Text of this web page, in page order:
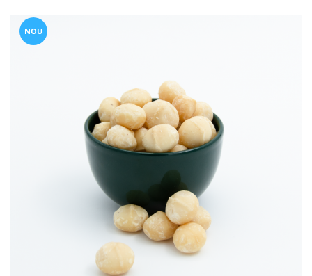
OȚETURI ȘI SOSURI
SOSURI
CREME ȘI PASTE TARTINABILE
CEAIURI GRECEȘTI
CIOCOLATĂ ȘI CACAO
NOU